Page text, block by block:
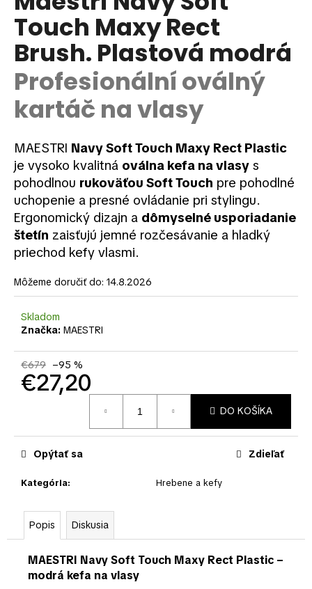
je
0,0
5
hviezdičiek.
Touch Maxy Rect
Brush. Plastová modrá
Profesionální oválný
kartáč na vlasy
MAESTRI Navy Soft Touch Maxy Rect Plastic
je vysoko kvalitná oválna kefa na vlasy s
pohodlnou rukoväťou Soft Touch pre pohodlné
uchopenie a presné ovládanie pri stylingu.
Ergonomický dizajn a dômyselné usporiadanie
štetín zaisťujú jemné rozčesávanie a hladký
priechod kefy vlasmi.
Môžeme doručiť do: 14.8.2026
Skladom
Značka: MAESTRI
€679 –95 %
€27,20
DO KOŠÍKA
Kategória: Hrebene a kefy
Opýtať sa Zdieľať
Popis Diskusia
MAESTRI Navy Soft Touch Maxy Rect Plastic –
modrá kefa na vlasy
á
s
ť
?
HĽADAŤ
O
d
p
r
ú
č
a
e